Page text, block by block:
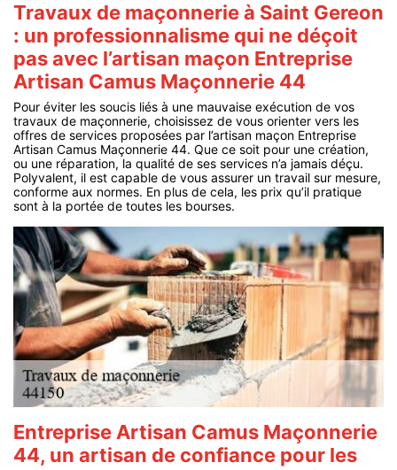
Travaux de maçonnerie à Saint Gereon
: un professionnalisme qui ne déçoit
pas avec l’artisan maçon Entreprise
Artisan Camus Maçonnerie 44
Pour éviter les soucis liés à une mauvaise exécution de vos
travaux de maçonnerie, choisissez de vous orienter vers les
offres de services proposées par l’artisan maçon Entreprise
Artisan Camus Maçonnerie 44. Que ce soit pour une création,
ou une réparation, la qualité de ses services n’a jamais déçu.
Polyvalent, il est capable de vous assurer un travail sur mesure,
conforme aux normes. En plus de cela, les prix qu’il pratique
sont à la portée de toutes les bourses.
Entreprise Artisan Camus Maçonnerie
44, un artisan de confiance pour les